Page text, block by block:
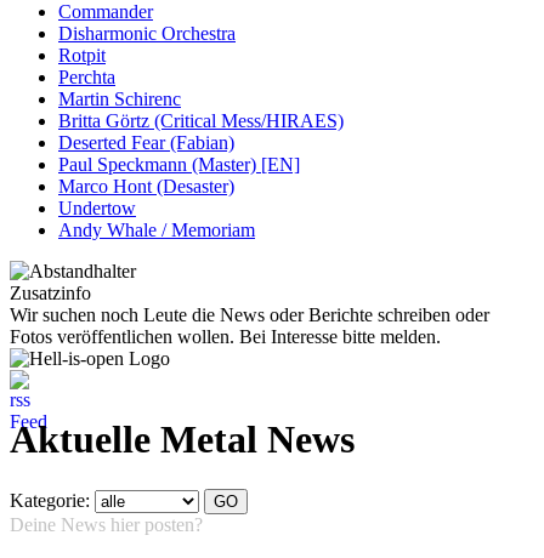
Commander
Disharmonic Orchestra
Rotpit
Perchta
Martin Schirenc
Britta Görtz (Critical Mess/HIRAES)
Deserted Fear (Fabian)
Paul Speckmann (Master) [EN]
Marco Hont (Desaster)
Undertow
Andy Whale / Memoriam
Zusatzinfo
Wir suchen noch Leute die News oder Berichte schreiben oder
Fotos veröffentlichen wollen. Bei Interesse bitte melden.
Aktuelle Metal News
Kategorie:
Deine News hier posten?